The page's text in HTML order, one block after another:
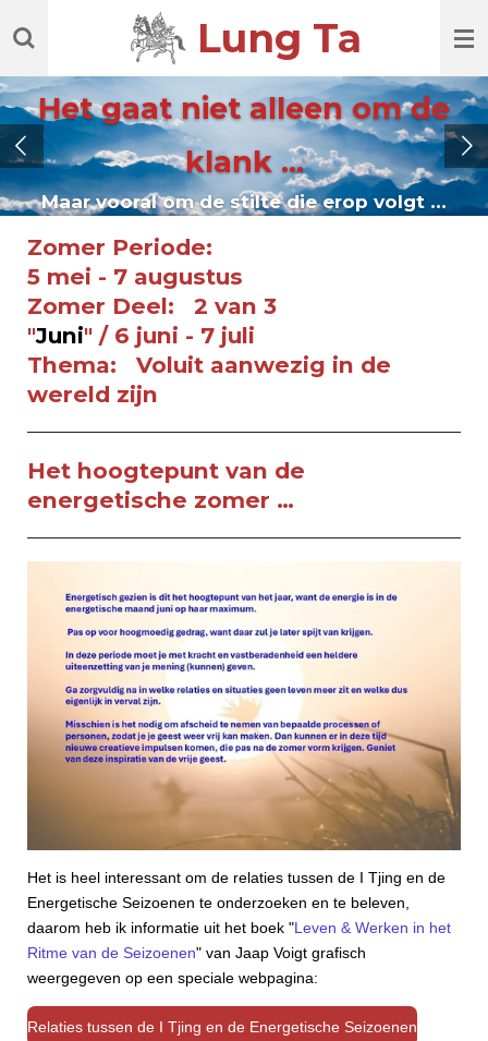
direct
de
hoofdinhoud
Lung Ta
Het gaat niet alleen om de
klank ...
Maar vooral om de stilte die erop volgt ...
Zomer Periode:
5 mei - 7 augustus
Zomer Deel: 2 van 3
"Juni" / 6 juni - 7 juli
Thema: Voluit aanwezig in de
wereld zijn
Het hoogtepunt van de
energetische zomer …
Het is heel interessant om de relaties tussen de I Tjing en de
Energetische Seizoenen te onderzoeken en te beleven,
daarom heb ik informatie uit het boek "Leven & Werken in het
Ritme van de Seizoenen" van Jaap Voigt grafisch
weergegeven op een speciale webpagina:
Relaties tussen de I Tjing en de Energetische Seizoenen